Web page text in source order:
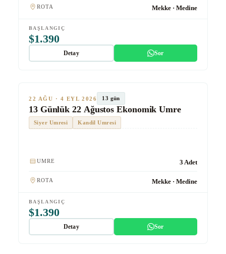
ROTA Mekke · Medine
BAŞLANGIÇ
$1.390
Detay Sor
TUR #1013 SON KOLTUKLAR
22 AĞU · 4 EYL 2026 13 gün
13 Günlük 22 Ağustos Ekonomik Umre
Siyer Umresi Kandil Umresi
UMRE 3 Adet
ROTA Mekke · Medine
BAŞLANGIÇ
$1.390
Detay Sor